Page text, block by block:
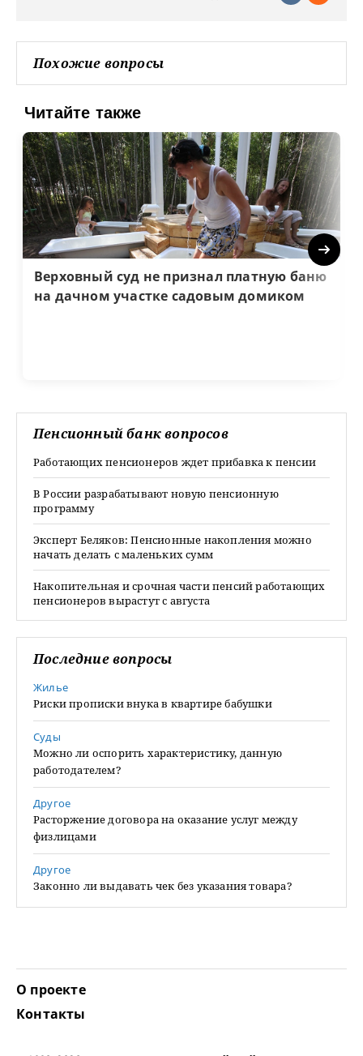
Похожие вопросы
Читайте также
Верховный суд не признал платную баню
на дачном участке садовым домиком
Next
Пенсионный банк вопросов
Работающих пенсионеров ждет прибавка к пенсии
В России разрабатывают новую пенсионную
программу
Эксперт Беляков: Пенсионные накопления можно
начать делать с маленьких сумм
Накопительная и срочная части пенсий работающих
пенсионеров вырастут с августа
Последние вопросы
Жилье
Риски прописки внука в квартире бабушки
Суды
Можно ли оспорить характеристику, данную
работодателем?
Другое
Расторжение договора на оказание услуг между
физлицами
Другое
Законно ли выдавать чек без указания товара?
О проекте
Контакты